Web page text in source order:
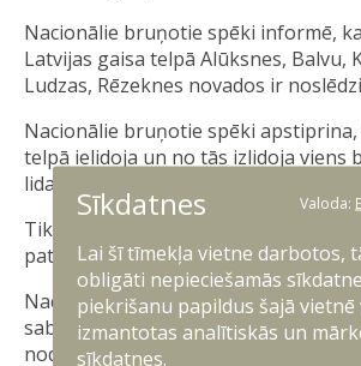
Nacionālie bruņotie spēki informē,
Latvijas gaisa telpā Alūksnes, Balvu,
Ludzas, Rēzeknes novados ir
Nacionālie bruņotie spēki apstiprina,
telpā ielidoja un no tās izlidoja viens
lidaparāts.
Tika aktivizēti NATO Baltijas gaisa
patrulēšanas misijas iznīcinātāji.
Nacionālie bruņotie spēki kopā ar
sabiedrotajiem pastāvīgi monitorē
nodrošinātu spēju nekavējoši reaģēt
Sīkdatnes Valoda:
Lai šī tīmekļa vietne darbotos,
obligāti nepieciešamās
piekrišanu papildus šajā
izmantotas analītiskās un
sīkdatnes.